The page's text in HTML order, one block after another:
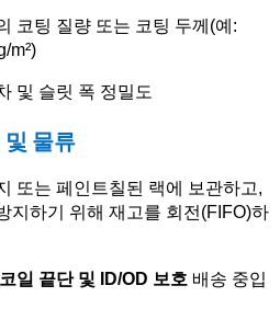
코팅 질량 또는 코팅 두께(예:
m²)
및 슬릿 폭 정밀도
물류
또는 페인트칠된 랙에 보관하고,
지하기 위해 재고를 회전(FIFO)하
일 끝단 및 ID/OD 보호 배송 중입